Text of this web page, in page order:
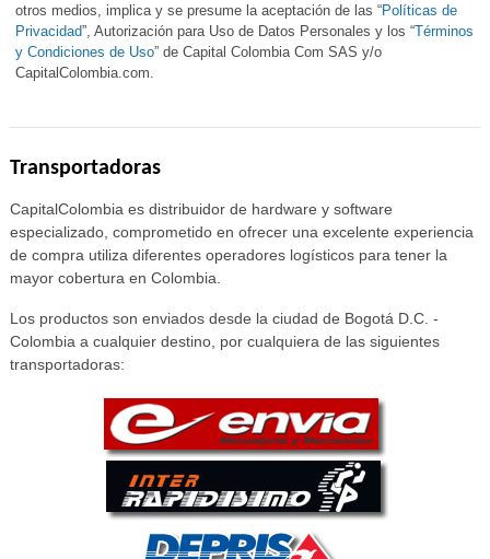
otros medios, implica y se presume la aceptación de las “Políticas de
Privacidad”, Autorización para Uso de Datos Personales y los “Términos
y Condiciones de Uso” de Capital Colombia Com SAS y/o
CapitalColombia.com.
Transportadoras
CapitalColombia es distribuidor de hardware y software
especializado, comprometido en ofrecer una excelente experiencia
de compra utiliza diferentes operadores logísticos para tener la
mayor cobertura en Colombia.
Los productos son enviados desde la ciudad de Bogotá D.C. -
Colombia a cualquier destino, por cualquiera de las siguientes
transportadoras: